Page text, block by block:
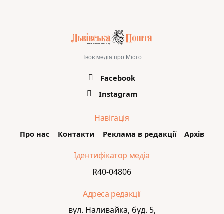
Твоє медіа про Місто
Facebook
Instagram
Навігація
Про нас Контакти Реклама в редакції Архів
Ідентифікатор медіа
R40-04806
Адреса редакції
вул. Наливайка, буд. 5,